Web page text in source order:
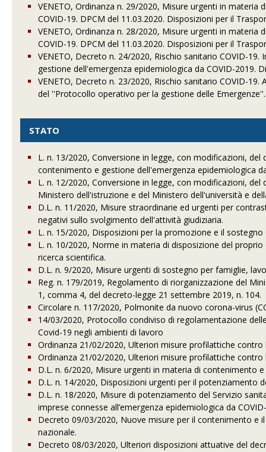
VENETO, Ordinanza n. 29/2020, Misure urgenti in
COVID-19. DPCM del 11.03.2020. Disposizioni per il
VENETO, Ordinanza n. 28/2020, Misure urgenti in
COVID-19. DPCM del 11.03.2020. Disposizioni per il
VENETO, Decreto n. 24/2020, Rischio sanitario COVID-
gestione dell'emergenza epidemiologica da COVID-2019.
VENETO, Decreto n. 23/2020, Rischio sanitario COVID-
del ''Protocollo operativo per la gestione delle
STATO
L. n. 13/2020, Conversione in legge, con modificazioni,
contenimento e gestione dell'emergenza epidemiologica
L. n. 12/2020, Conversione in legge, con modificazioni,
Ministero dell'istruzione e del Ministero dell'università e
D.L. n. 11/2020, Misure straordinarie ed urgenti per
negativi sullo svolgimento dell'attività giudiziaria.
L. n. 15/2020, Disposizioni per la promozione e il sostegno
L. n. 10/2020, Norme in materia di disposizione del
ricerca scientifica.
D.L. n. 9/2020, Misure urgenti di sostegno per famiglie,
Reg. n. 179/2019, Regolamento di riorganizzazione del
1, comma 4, del decreto-legge 21 settembre 2019, n. 104.
Circolare n. 117/2020, Polmonite da nuovo corona-virus
14/03/2020, Protocollo condiviso di regolamentazione
Covid-19 negli ambienti di lavoro
Ordinanza 21/02/2020, Ulteriori misure profilattiche
Ordinanza 21/02/2020, Ulteriori misure profilattiche
D.L. n. 6/2020, Misure urgenti in materia di contenimento
D.L. n. 14/2020, Disposizioni urgenti per il potenziamento
D.L. n. 18/2020, Misure di potenziamento del Servizio
imprese connesse all’emergenza epidemiologica da
Decreto 09/03/2020, Nuove misure per il contenimento e
nazionale.
Decreto 08/03/2020, Ulteriori disposizioni attuative del